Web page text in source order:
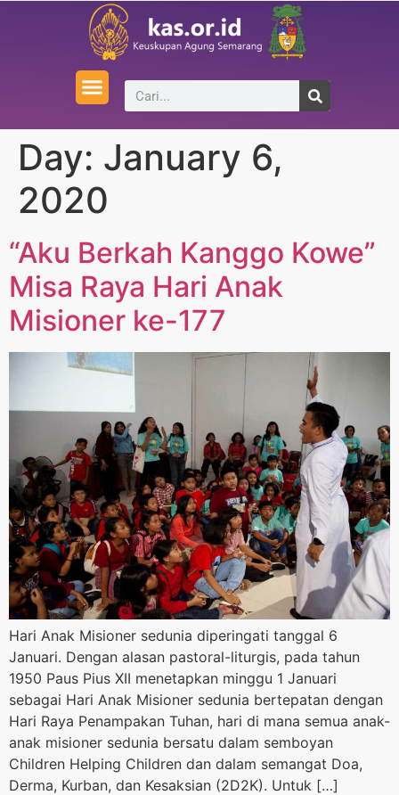
Day: January 6,
2020
“Aku Berkah Kanggo Kowe”
Misa Raya Hari Anak
Misioner ke-177
Hari Anak Misioner sedunia diperingati tanggal 6
Januari. Dengan alasan pastoral-liturgis, pada tahun
1950 Paus Pius XII menetapkan minggu 1 Januari
sebagai Hari Anak Misioner sedunia bertepatan dengan
Hari Raya Penampakan Tuhan, hari di mana semua anak-
anak misioner sedunia bersatu dalam semboyan
Children Helping Children dan dalam semangat Doa,
Derma, Kurban, dan Kesaksian (2D2K). Untuk […]